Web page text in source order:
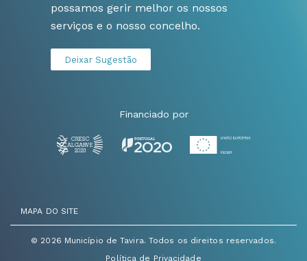
possamos gerir melhor os nossos
serviços e o nosso concelho.
Deixar Sugestão
Financiado por
© 2026 Município de Tavira. Todos os direitos reservados.
Política de Privacidade
MAPA DO SITE